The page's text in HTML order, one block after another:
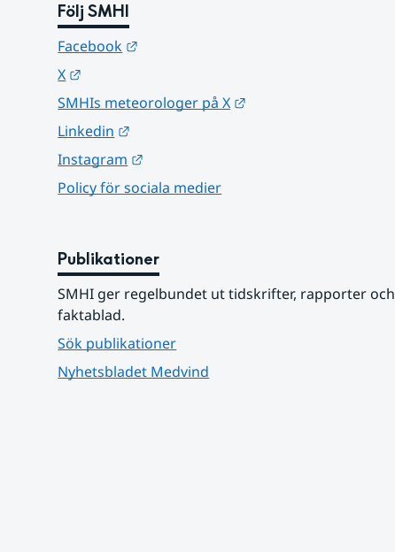
Följ SMHI
Facebook
X
SMHIs meteorologer på X
Linkedin
Instagram
Policy för sociala medier
Publikationer
SMHI ger regelbundet ut tidskrifter, rapporter och
faktablad.
Sök publikationer
Nyhetsbladet Medvind